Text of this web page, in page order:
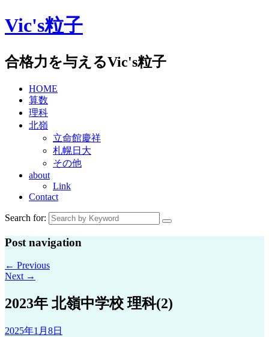
Skip
to
Vic's粒子
合格力を与えるVic's粒子
HOME
算数
理科
北嶺
立命館慶祥
札幌日大
その他
about
Link
Contact
Search for:
Post navigation
← Previous
Next →
2023年 北嶺中学校 理科(2)
2025年1月8日